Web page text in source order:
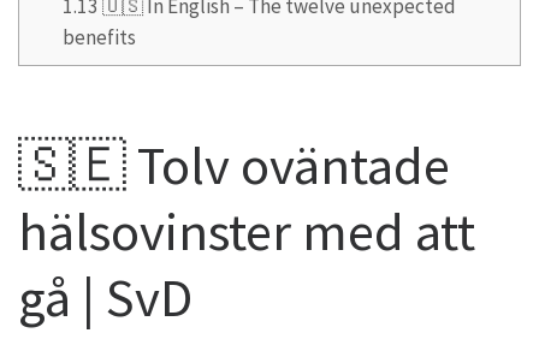
1.13 🇺🇸 In English – The twelve unexpected
benefits
🇸🇪 Tolv oväntade
hälsovinster med att
gå | SvD